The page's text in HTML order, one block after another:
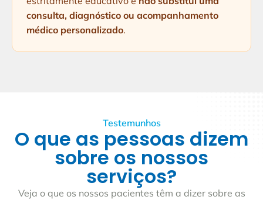
consulta, diagnóstico ou acompanhamento
médico personalizado.
Testemunhos
O que as pessoas dizem
sobre os nossos
serviços?
Veja o que os nossos pacientes têm a dizer sobre as